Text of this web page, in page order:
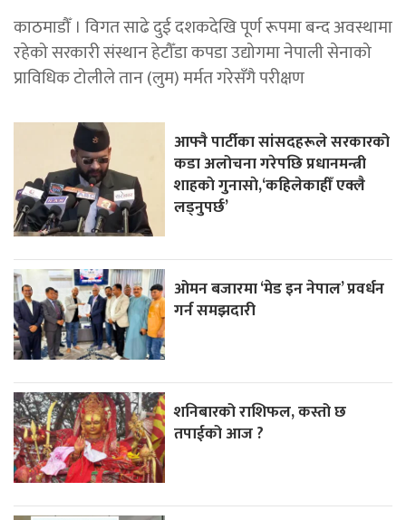
काठमाडौँ । विगत साढे दुई दशकदेखि पूर्ण रूपमा बन्द अवस्थामा
रहेको सरकारी संस्थान हेटौँडा कपडा उद्योगमा नेपाली सेनाको
प्राविधिक टोलीले तान (लुम) मर्मत गरेसँगै परीक्षण
आफ्नै पार्टीका सांसदहरूले सरकारको
कडा अलोचना गरेपछि प्रधानमन्त्री
शाहकाे गुनासाे,‘कहिलेकाहीँ एक्लै
लड्नुपर्छ’
ओमन बजारमा ‘मेड इन नेपाल’ प्रवर्धन
गर्न समझदारी
शनिबारको राशिफल, कस्तो छ
तपाईको आज ?